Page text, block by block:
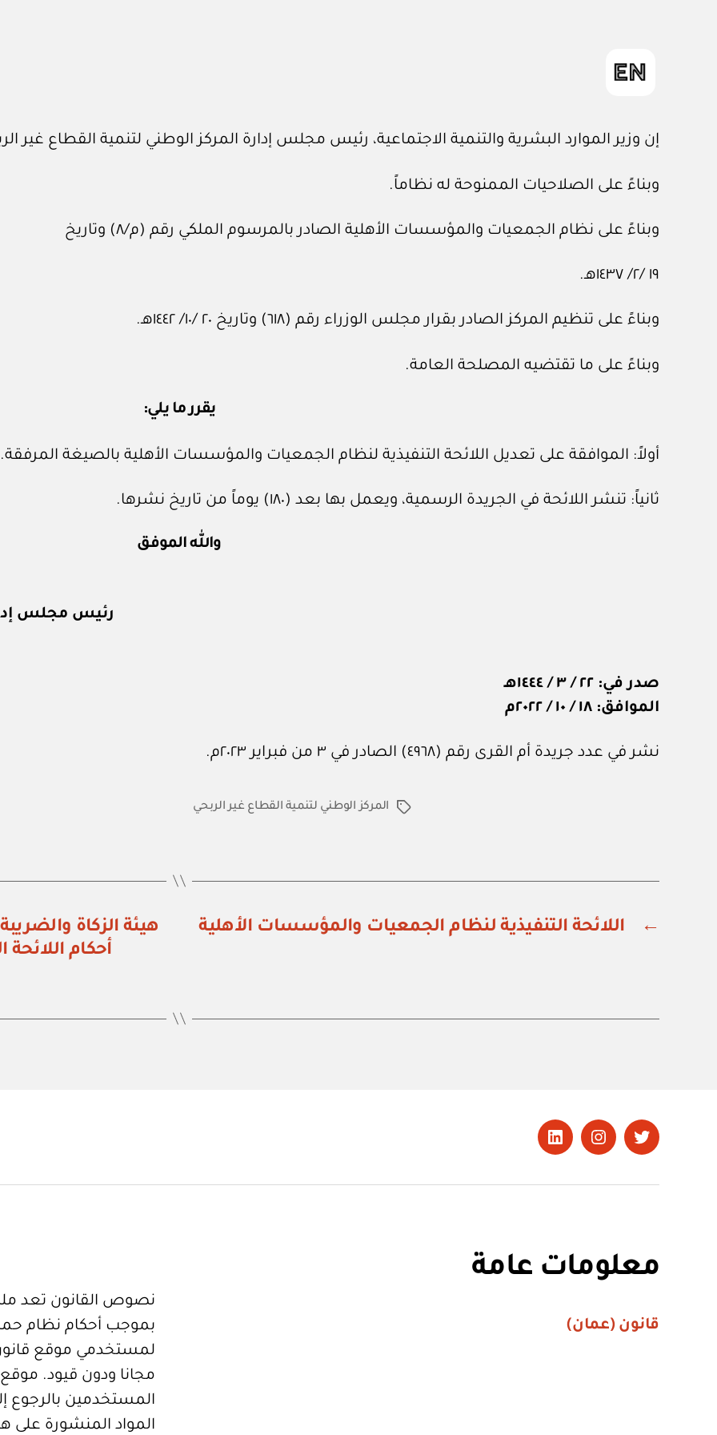
إن وزير الموارد البشرية والتنمية الاجتماعية، رئيس مجلس إدارة المركز الوطني لتنمية القطاع غير
وبناءً على الصلاحيات الممنوحة له نظاماً.
وبناءً على نظام الجمعيات والمؤسسات الأهلية الصادر بالمرسوم الملكي رقم (م/٨) وتاريخ
١٩ /٢/ ١٤٣٧هـ.
وبناءً على تنظيم المركز الصادر بقرار مجلس الوزراء رقم (٦١٨) وتاريخ ٢٠ /١٠/ ١٤٤٢هـ.
وبناءً على ما تقتضيه المصلحة العامة.
يقرر ما يلي:
أولاً: الموافقة على تعديل اللائحة التنفيذية لنظام الجمعيات والمؤسسات الأهلية بالصيغة المرفقة.
ثانياً: تنشر اللائحة في الجريدة الرسمية، ويعمل بها بعد (١٨٠) يوماً من تاريخ نشرها.
والله الموفق
رئيس مجلس
صدر في: ٢٢ / ٣ / ١٤٤٤هـ
الموافق: ١٨ / ١٠ / ٢٠٢٢م
نشر في عدد جريدة أم القرى رقم (٤٩٦٨) الصادر في ٣ من فبراير ٢٠٢٣م.
الوسومالمركز الوطني لتنمية القطاع غير الربحي
←
اللائحة التنفيذية لنظام الجمعيات والمؤسسات الأهلية
أحكام اللائحة
تويتر Instagram
LinkedIn
معلومات عامة
قانون (عمان)
نصوص القانون تعد
بموجب أحكام نظام
لمستخدمي موقع
مجانا ودون قيود.
المستخدمين بالرجوع
المواد المنشورة على